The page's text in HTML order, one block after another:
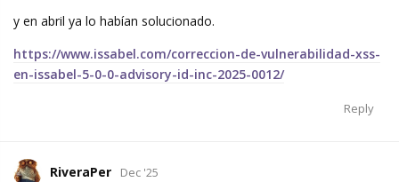
y en abril ya lo habían solucionado.
https://www.issabel.com/correccion-de-vulnerabilidad-xss-
en-issabel-5-0-0-advisory-id-inc-2025-0012/
Reply
RiveraPer Dec '25